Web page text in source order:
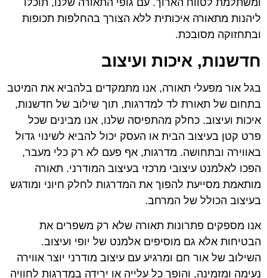
ליהנות מתאורה איכותית ללא הצורך בהחלפות תכופות
ובתחזוקה מסובכת.
חדשנות, איכות ועיצוב
בגל אור מפעלי תאורה, אנו מתמקדים בלהביא את המיטב
בתחום של תאורת לד למדרגות, תוך שילוב של חדשנות,
איכות ועיצוב. כחלק מהתפיסה שלנו, אנו מבינים שכל
פרט קטן בעיצוב הבית או העסק יכול להביא לשינוי גדול
באווירה ובתחושה. מדרגות, אף פעם לא רק כלי מעבר,
הפכו לאלמנט עיצובי מרכזי בעיצוב המודרני. תאורה
מותאמת מסייעת להפוך את המדרגות לחלק חיוני ומודגש
בעיצוב הכולל של המרחב.
אנו מספקים פתרונות תאורה שלא רק משפרים את
הבטיחות אלא גם מוסיפים אלמנט של יופי ועיצוב.
השילוב של אור חם ומרגיע עם עיצוב מודרני יוצר אווירה
נעימה ומזמינה, והופך כל עלייה או ירידה במדרגות לחוויה